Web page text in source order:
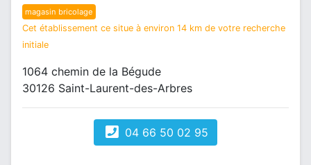
magasin bricolage
Cet établissement ce situe à environ 14 km de votre recherche
initiale
1064 chemin de la Bégude
30126 Saint-Laurent-des-Arbres
04 66 50 02 95